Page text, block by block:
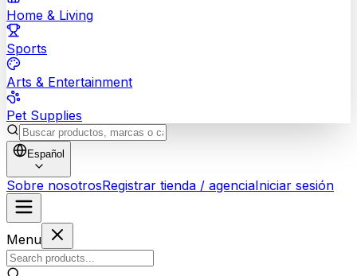
Home & Living
Sports
Arts & Entertainment
Pet Supplies
Español
Sobre nosotrosRegistrar tienda / agenciaIniciar sesión
Menu